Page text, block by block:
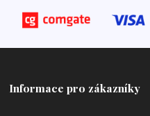
Informace pro zákazníky